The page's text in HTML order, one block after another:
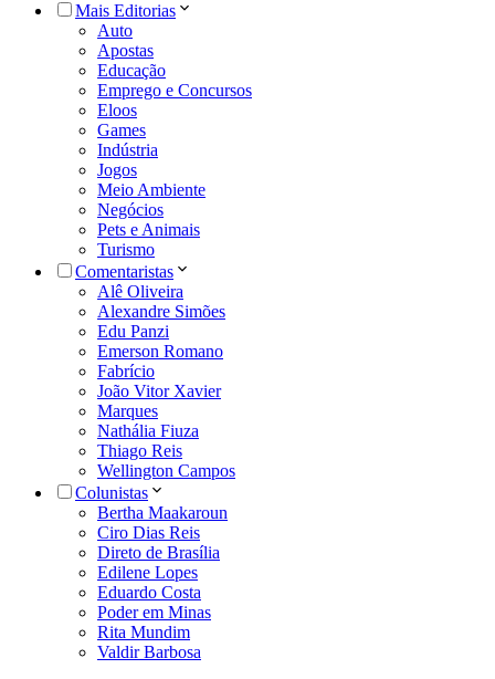
Mais Editorias
Auto
Apostas
Educação
Emprego e Concursos
Eloos
Games
Indústria
Jogos
Meio Ambiente
Negócios
Pets e Animais
Turismo
Comentaristas
Alê Oliveira
Alexandre Simões
Edu Panzi
Emerson Romano
Fabrício
João Vitor Xavier
Marques
Nathália Fiuza
Thiago Reis
Wellington Campos
Colunistas
Bertha Maakaroun
Ciro Dias Reis
Direto de Brasília
Edilene Lopes
Eduardo Costa
Poder em Minas
Rita Mundim
Valdir Barbosa